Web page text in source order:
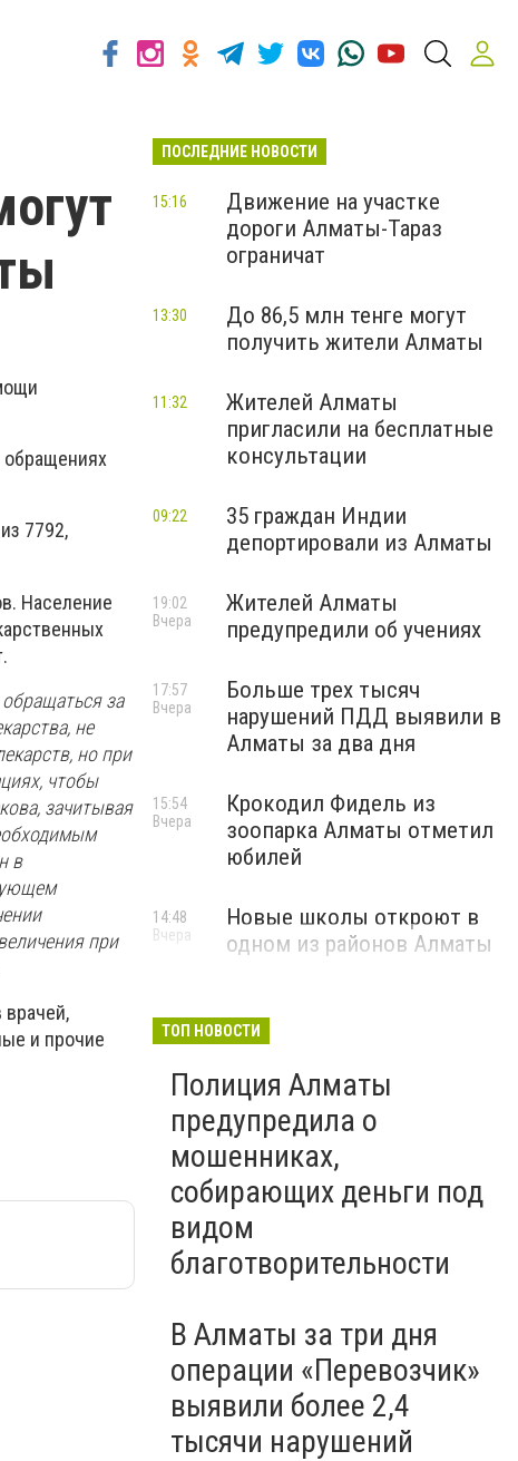
7792,
Население
за
не
но при
чтобы
зачитывая
в
при
врачей,
и прочие
ПОСЛЕДНИЕ НОВОСТИ
Движение на участке
дороги Алматы-Тараз
ограничат
15:16
До 86,5 млн тенге могут
получить жители Алматы
13:30
Жителей Алматы
пригласили на бесплатные
консультации
11:32
35 граждан Индии
депортировали из Алматы
09:22
Жителей Алматы
предупредили об учениях
19:02
Вчера
Больше трех тысяч
нарушений ПДД выявили в
Алматы за два дня
17:57
Вчера
Крокодил Фидель из
зоопарка Алматы отметил
юбилей
15:54
Вчера
Новые школы откроют в
одном из районов Алматы
14:48
Вчера
ТОП НОВОСТИ
Полиция Алматы
предупредила о
мошенниках,
собирающих деньги под
видом
благотворительности
В Алматы за три дня
операции «Перевозчик»
выявили более 2,4
тысячи нарушений